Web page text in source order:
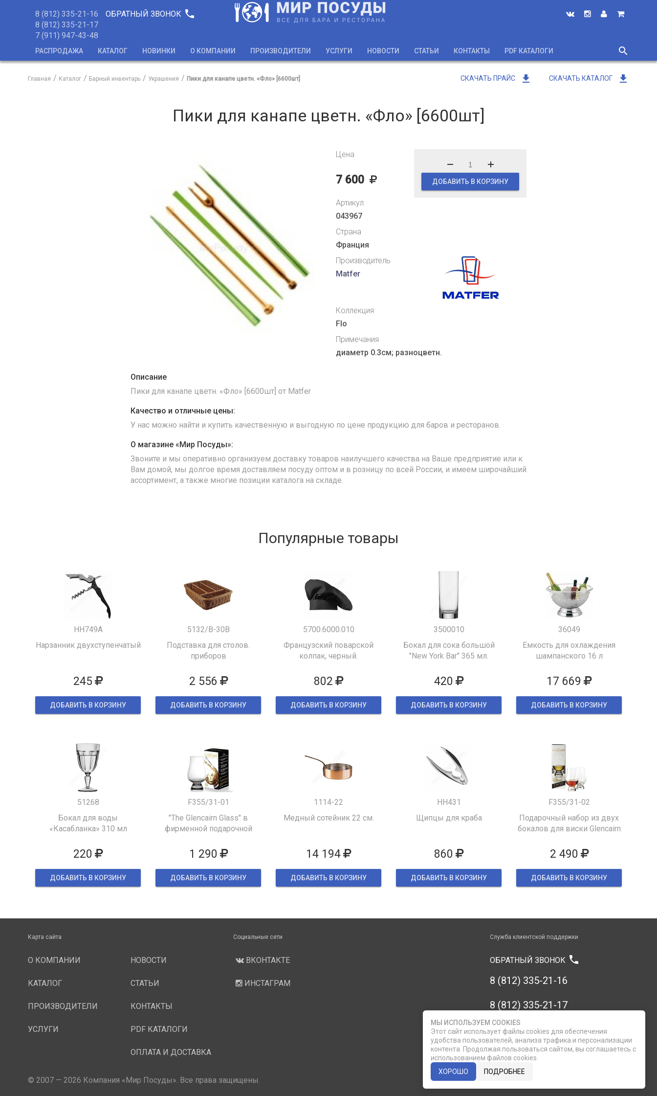
8 (812) 335-21-16
8 (812) 335-21-17
7 (911) 947-43-48
ОБРАТНЫЙ ЗВОНОК phone
РАСПРОДАЖА КАТАЛОГ НОВИНКИ О КОМПАНИИ ПРОИЗВОДИТЕЛИ УСЛУГИ НОВОСТИ СТАТЬИ КОНТАКТЫ PDF КАТАЛОГИ
search
close
СКАЧАТЬ ПРАЙС get_app СКАЧАТЬ КАТАЛОГ get_app
Главная Каталог Барный инвентарь Украшения Пики для канапе цветн. «Фло» [6600шт]
Пики для канапе цветн. «Фло» [6600шт]
Цена
7 600 ДОБАВИТЬ В КОРЗИНУ
Артикул
043967
Страна
Франция
Производитель
Matfer
Коллекция
Flo
Примечания
диаметр 0.3см; разноцветн.
Описание
Пики для канапе цветн. «Фло» [6600шт] от Matfer
Качество и отличные цены:
У нас можно найти и купить качественную и выгодную по цене продукцию для баров и ресторанов.
О магазине «Мир Посуды»:
Звоните и мы оперативно организуем доставку товаров наилучшего качества на Ваше предприятие или к
Вам домой, мы долгое время доставляем посуду оптом и в розницу по всей России, и имеем широчайший
ассортимент, а также многие позиции каталога на складе.
Популярные товары
HH749A
Нарзанник двухступенчатый
245
ДОБАВИТЬ В КОРЗИНУ
5132/B-30B
Подставка для столов.
приборов
2 556
ДОБАВИТЬ В КОРЗИНУ
5700.6000.010
Французский поварской
колпак, черный.
802
ДОБАВИТЬ В КОРЗИНУ
3500010
Бокал для сока большой
"New York Bar" 365 мл.
420
ДОБАВИТЬ В КОРЗИНУ
36049
Емкость для охлаждения
шампанского 16 л
17 669
ДОБАВИТЬ В КОРЗИНУ
51268
Бокал для воды
«Касабланка» 310 мл
220
ДОБАВИТЬ В КОРЗИНУ
F355/31-01
"The Glencairn Glass" в
фирменной подарочной
1 290
ДОБАВИТЬ В КОРЗИНУ
1114-22
Медный сотейник 22 см.
14 194
ДОБАВИТЬ В КОРЗИНУ
HH431
Щипцы для краба
860
ДОБАВИТЬ В КОРЗИНУ
F355/31-02
Подарочный набор из двух
бокалов для виски Glencairn
2 490
ДОБАВИТЬ В КОРЗИНУ
Карта сайта
О КОМПАНИИ
КАТАЛОГ
ПРОИЗВОДИТЕЛИ
УСЛУГИ
НОВОСТИ
СТАТЬИ
КОНТАКТЫ
PDF КАТАЛОГИ
ОПЛАТА И ДОСТАВКА
Социальные сети
ВКОНТАКТЕ
ИНСТАГРАМ
Служба клиентской поддержки
ОБРАТНЫЙ ЗВОНОК phone
8 (812) 335-21-16
8 (812) 335-21-17
7 (911) 947-43-48
© 2007 — 2026 Компания «Мир Посуды». Все права защищены.
МЫ ИСПОЛЬЗУЕМ COOKIES
Этот сайт использует файлы cookies для обеспечения
удобства пользователей, анализа трафика и персонализации
контента. Продолжая пользоваться сайтом, вы соглашаетесь с
использованием файлов cookies.
ХОРОШО
ПОДРОБНЕЕ